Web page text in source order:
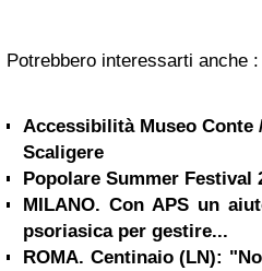
Potrebbero interessarti anche :
Accessibilità Museo Conte
Scaligere
Popolare Summer Festival
MILANO. Con APS un
psoriasica per gestire...
ROMA. Centinaio (LN):